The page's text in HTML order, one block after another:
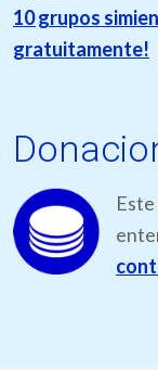
10 grupos
gratuitamente!